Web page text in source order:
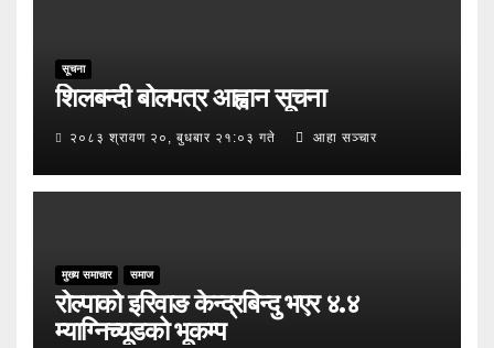
सूचना
शिलबन्दी बोलपत्र आह्वान सूचना
२०८३ श्रावण २०, बुधबार २१:०३ गते आहा सञ्चार
मुख्य समाचार समाज
रोल्पाको इरिवाङ केन्द्रबिन्दु भएर ४.४
म्याग्निच्यूडको भूकम्प